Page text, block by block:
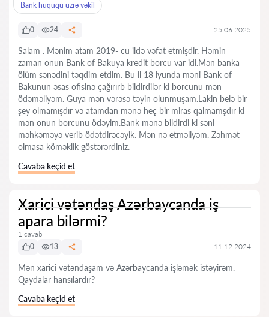
Bank hüququ üzrə vəkil
0 24 25.06.2025
Salam . Mənim atam 2019- cu ildə vəfat etmişdir. Həmin
zaman onun Bank of Bakuya kredit borcu var idi.Mən banka
ölüm sənədini təqdim etdim. Bu il 18 iyunda məni Bank of
Bakunun əsas ofisinə çağırırb bildirdilər ki borcunu mən
ödəməliyəm. Guya mən vərəsə təyin olunmuşam.Lakin belə bir
şey olmamışdır və atamdan mənə heç bir miras qalmamşdır ki
mən onun borcunu ödəyim.Bank mənə bildirdi ki səni
məhkəməyə verib ödətdirəcəyik. Mən nə etməliyəm. Zəhmət
olmasa köməklik göstərərdiniz.
Cavaba keçid et
Xarici vətəndaş Azərbaycanda iş
apara bilərmi?
1 cavab
0
13 11.12.2024
Mən xarici vətəndaşam və Azərbaycanda işləmək istəyirəm.
Qaydalar hansılardır?
Cavaba keçid et